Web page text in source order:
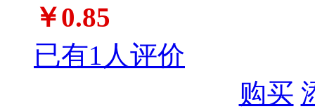
￥0.85
已有1人评价
购买